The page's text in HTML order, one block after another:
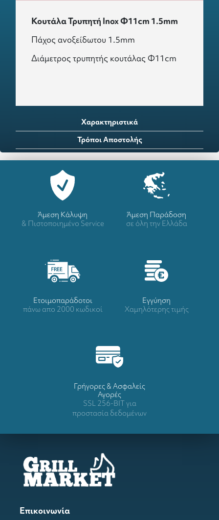
Κουτάλα Τρυπητή Inox Φ11cm 1.5mm
Πάχος ανοξείδωτου 1.5mm
Διάμετρος τρυπητής κουτάλας Φ11cm
Χαρακτηριστικά
Τρόποι Αποστολής
Άμεση Κάλυψη
& Πιστοποιημένο Service
Άμεση Παράδοση
σε όλη την Ελλάδα
Ετοιμοπαράδοτοι
πάνω απο 2000 κωδικοί
Eγγύηση
Χαμηλότερης τιμής
Γρήγορες & Ασφαλείς
Αγορές
SSL 256-BIT για
προστασία δεδομένων
Επικοινωνία